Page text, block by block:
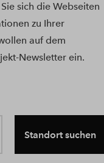
sich die Webseiten
zu Ihrer
auf dem
Newsletter ein.
Standort suchen